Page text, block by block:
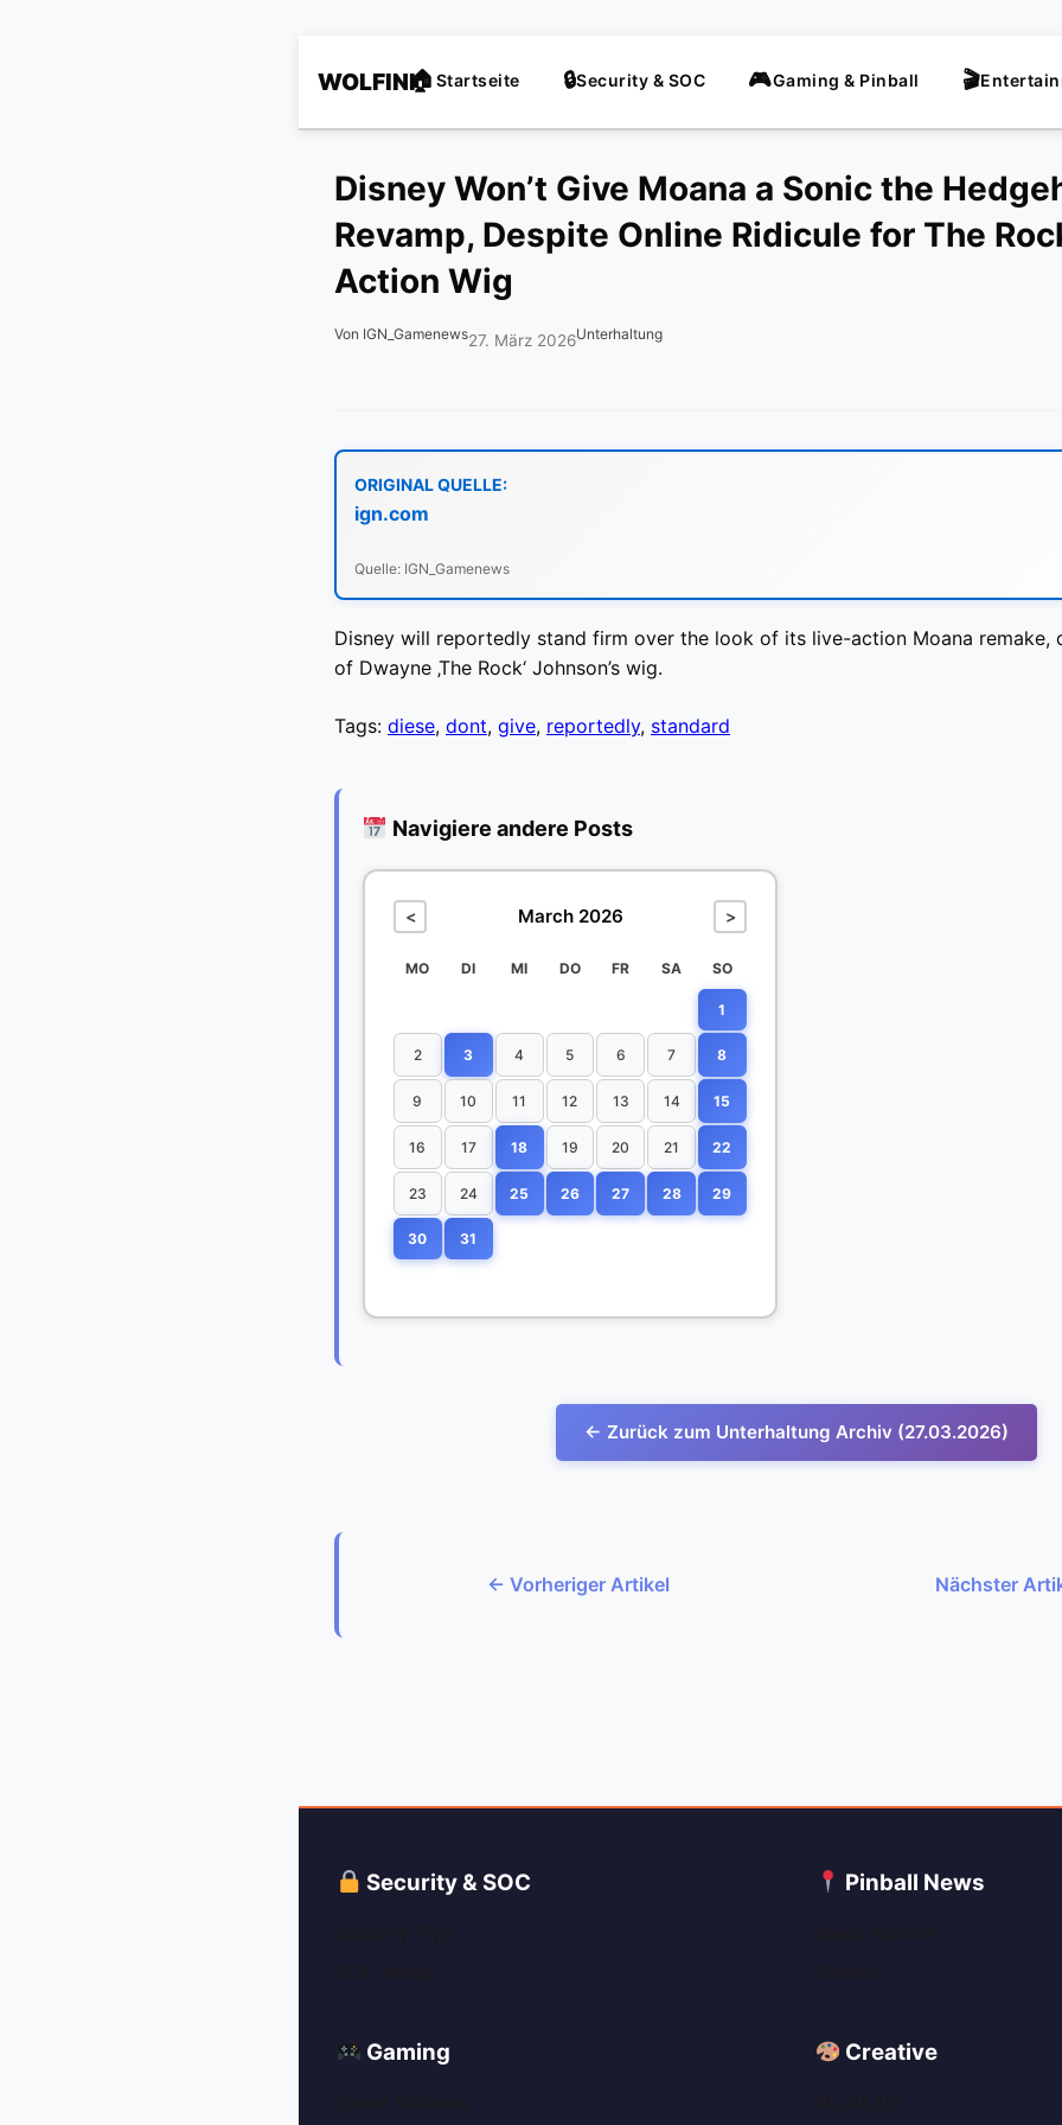
WOLFINI Startseite Security & SOC Gaming & Pinball
Disney Won’t Give Moana a Sonic the
Revamp, Despite Online Ridicule for The
Action Wig
Von IGN_Gamenews27. März 2026Unterhaltung
ORIGINAL QUELLE:
ign.com
Quelle: IGN_Gamenews
Disney will reportedly stand firm over the look of its live-action Moana remake,
of Dwayne ‚The Rock‘ Johnson’s wig.
Tags: diese, dont, give, reportedly, standard
Navigiere andere Posts
< March 2026 >
MO DI MI DO FR SA SO
1
2 3 4 5 6 7 8
9 10 11 12 13 14 15
16 17 18 19 20 21 22
23 24 25 26 27 28 29
30 31
← Zurück zum Unterhaltung Archiv (27.03.2026)
← Vorheriger Artikel Nächster
Security & SOC Pinball News
Gaming Creative